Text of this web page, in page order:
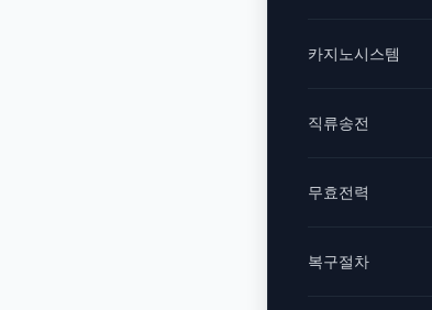
카지노시스템
직류송전
무효전력
복구절차